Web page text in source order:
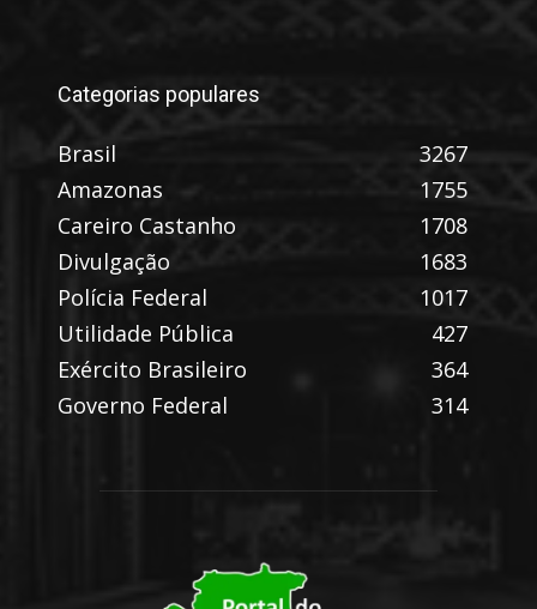
Categorias populares
Brasil
3267
Amazonas
1755
Careiro Castanho
1708
Divulgação
1683
Polícia Federal
1017
Utilidade Pública
427
Exército Brasileiro
364
Governo Federal
314